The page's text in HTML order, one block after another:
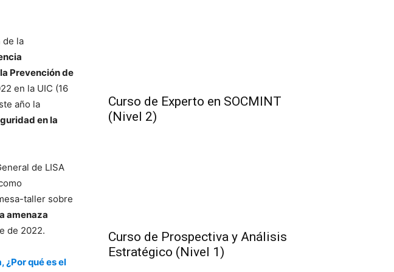
de la
Prevención de
en la UIC (16
año la
en la
de LISA
taller sobre
amenaza
de 2022.
qué es el
Curso de Experto en SOCMINT
(Nivel 2)
Curso de Prospectiva y Análisis
Estratégico (Nivel 1)